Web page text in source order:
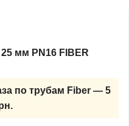
мм PN16 FIBER
по трубам Fiber — 5